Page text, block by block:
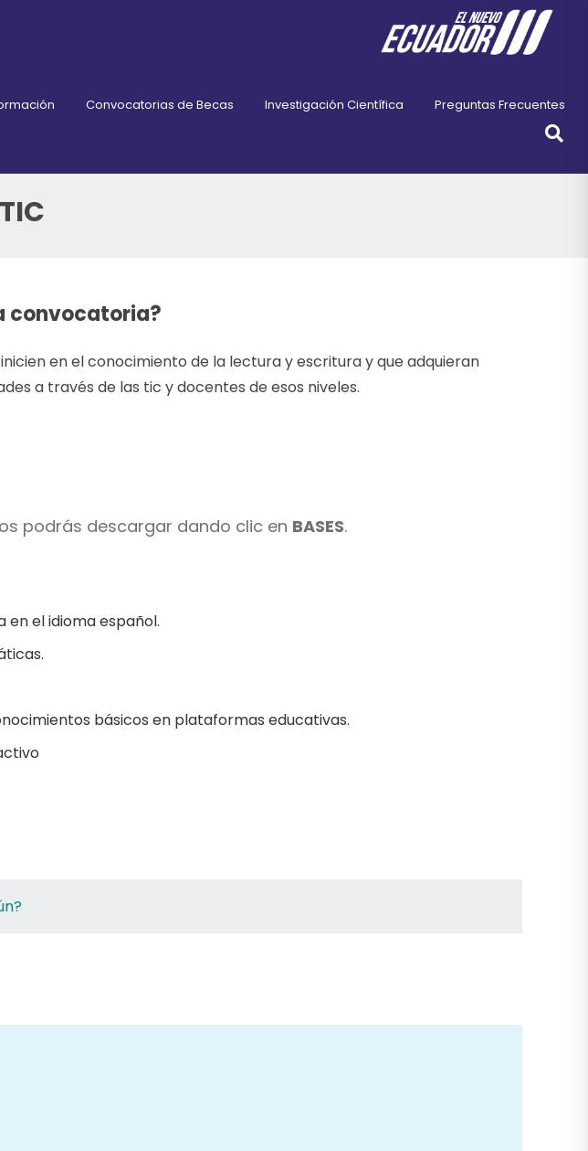
Convocatorias de Becas Investigación Científica Preguntas Frecuentes
convocatoria?
en el conocimiento de la lectura y escritura y que adquieran
a través de las tic y docentes de esos niveles.
podrás descargar dando clic en BASES.
el idioma español.
básicos en plataformas educativas.